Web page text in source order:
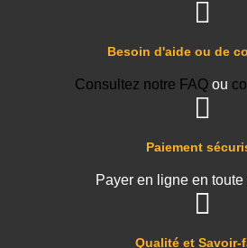
Qualité et Savoir-
Paiement
Payer en ligne en
Besoin d'aide ou de
Consultez notre FAQ ou